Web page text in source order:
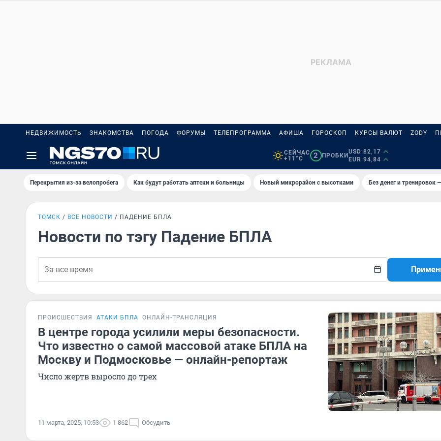
НЕДВИЖИМОСТЬ ЗНАКОМСТВА ПОГОДА ФОРУМЫ ТЕЛЕПРОГРАММА АФИША ГОРОСКОП КУРСЫ ВАЛЮТ ZODY
СЕЙЧАС
+11°C
2 ПРОБКИ
USD 82,17
EUR 94,84
Перекрытия из-за велопробега Как будут работать аптеки и больницы Новый микрорайон с высотками Без денег и тренировок
ТОМСК ВСЕ НОВОСТИ ПАДЕНИЕ БПЛА
Новости по тэгу Падение БПЛА
ПРОИСШЕСТВИЯ АТАКИ БПЛА ОНЛАЙН-ТРАНСЛЯЦИЯ
В центре города усилили меры безопасности.
Что известно о самой массовой атаке БПЛА на
Москву и Подмосковье — онлайн-репортаж
Число жертв выросло до трех
11 марта, 2025, 10:53 1 862 Обсудить